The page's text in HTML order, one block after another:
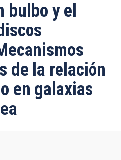
bulbo y el
de la relación
en galaxias